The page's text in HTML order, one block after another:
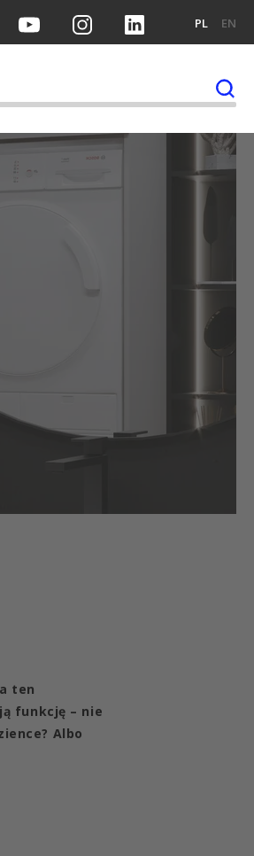
PL EN
ten
funkcję – nie
Albo